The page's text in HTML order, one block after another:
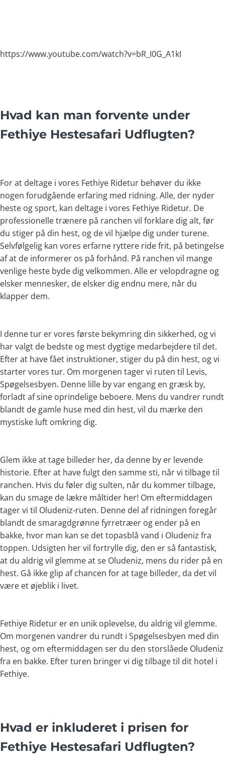
https://www.youtube.com/watch?v=bR_I0G_A1kI
Hvad kan man forvente under
Fethiye Hestesafari Udflugten?
For at deltage i vores Fethiye Ridetur behøver du ikke
nogen forudgående erfaring med ridning. Alle, der nyder
heste og sport, kan deltage i vores Fethiye Ridetur. De
professionelle trænere på ranchen vil forklare dig alt, før
du stiger på din hest, og de vil hjælpe dig under turene.
Selvfølgelig kan vores erfarne ryttere ride frit, på betingelse
af at de informerer os på forhånd. På ranchen vil mange
venlige heste byde dig velkommen. Alle er velopdragne og
elsker mennesker, de elsker dig endnu mere, når du
klapper dem.
I denne tur er vores første bekymring din sikkerhed, og vi
har valgt de bedste og mest dygtige medarbejdere til det.
Efter at have fået instruktioner, stiger du på din hest, og vi
starter vores tur. Om morgenen tager vi ruten til Levis,
Spøgelsesbyen. Denne lille by var engang en græsk by,
forladt af sine oprindelige beboere. Mens du vandrer rundt
blandt de gamle huse med din hest, vil du mærke den
mystiske luft omkring dig.
Glem ikke at tage billeder her, da denne by er levende
historie. Efter at have fulgt den samme sti, når vi tilbage til
ranchen. Hvis du føler dig sulten, når du kommer tilbage,
kan du smage de lækre måltider her! Om eftermiddagen
tager vi til Oludeniz-ruten. Denne del af ridningen foregår
blandt de smaragdgrønne fyrretræer og ender på en
bakke, hvor man kan se det topasblå vand i Oludeniz fra
toppen. Udsigten her vil fortrylle dig, den er så fantastisk,
at du aldrig vil glemme at se Oludeniz, mens du rider på en
hest. Gå ikke glip af chancen for at tage billeder, da det vil
være et øjeblik i livet.
Fethiye Ridetur er en unik oplevelse, du aldrig vil glemme.
Om morgenen vandrer du rundt i Spøgelsesbyen med din
hest, og om eftermiddagen ser du den storslåede Oludeniz
fra en bakke. Efter turen bringer vi dig tilbage til dit hotel i
Fethiye.
Hvad er inkluderet i prisen for
Fethiye Hestesafari Udflugten?